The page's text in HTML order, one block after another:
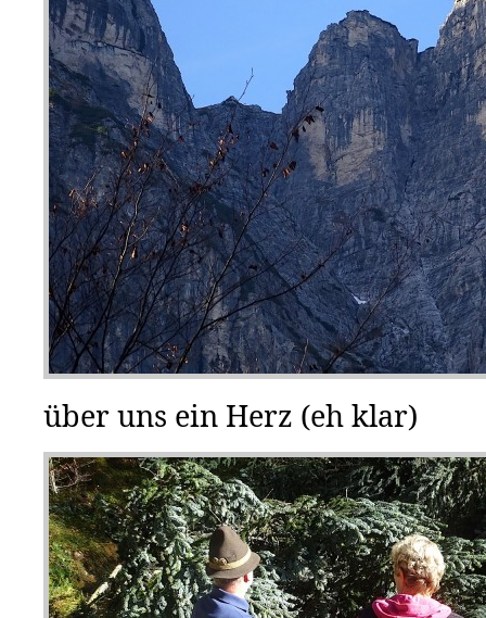
über uns ein Herz (eh klar)